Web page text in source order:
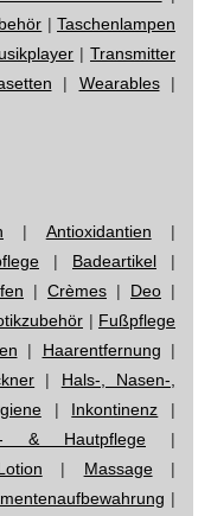
| Taschenlampen
| Transmitter
| Wearables|
| Antioxidantien |
| Badeartikel |
| Crèmes | Deo |
| Fußpflege
| Haarentfernung |
| Hals-, Nasen-,
| Inkontinenz |
& Hautpflege |
| Massage|
|